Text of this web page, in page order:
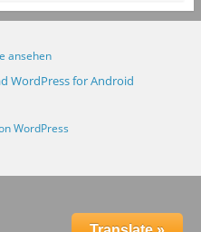
ansehen
WordPress for Android
WordPress